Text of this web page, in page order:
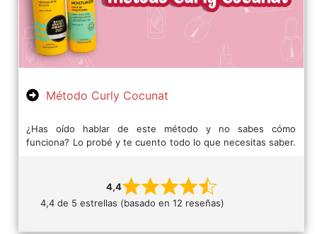
Método Curly Cocunat
¿Has oído hablar de este método y no sabes cómo
funciona? Lo probé y te cuento todo lo que necesitas saber.
4,4
4,4 de 5 estrellas (basado en 12 reseñas)